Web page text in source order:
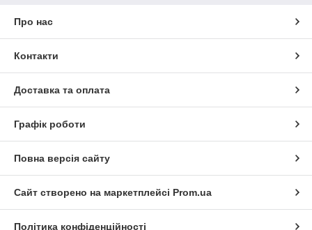
Про нас
Контакти
Доставка та оплата
Графік роботи
Повна версія сайту
Сайт створено на маркетплейсі Prom.ua
Політика конфіденційності